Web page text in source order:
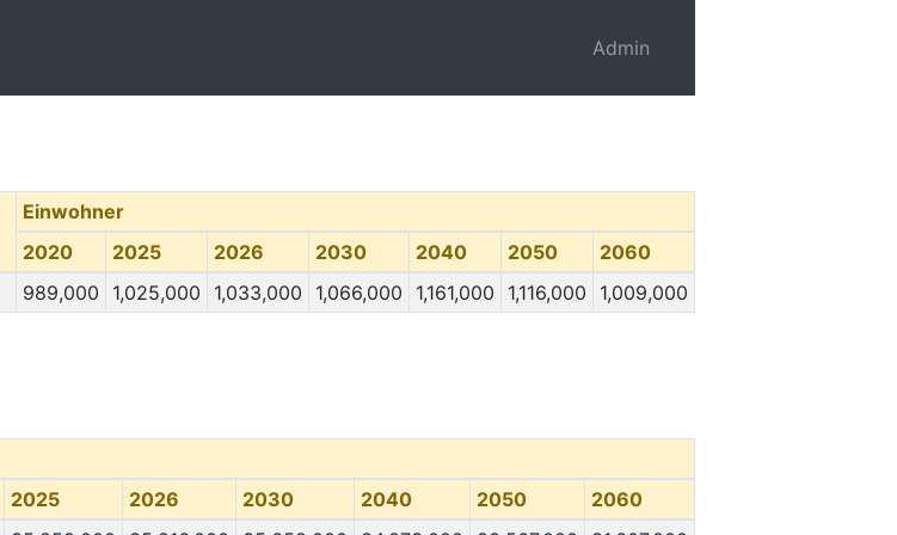
Admin
Einwohner
2020
2025 2026 2030 2040 2050
2060
989,000 1,025,000 1,033,000 1,066,000 1,161,000 1,116,000 1,009,000
2025 2026 2030 2040 2050
2060